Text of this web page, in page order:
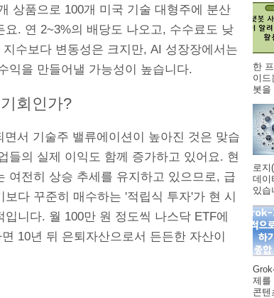
상품으로 100개 미국 기술 대형주에 분산
요. 연 2~3%의 배당도 나오고, 수수료도 낮
지수보다 변동성은 크지만, AI 성장장에서는
익을 만들어낼 가능성이 높습니다.
회인가?
면서 기술주 밸류에이션이 높아진 것은 맞습
들의 실제 이익도 함께 증가하고 있어요. 현
여전히 상승 추세를 유지하고 있으므로, 급
보다 꾸준히 매수하는 '적립식 투자'가 현 시
입니다. 월 100만 원 정도씩 나스닥 ETF에
10년 뒤 은퇴자산으로서 든든한 자산이
한
이드
봇을
로지
데이
있습
제를
콘텐